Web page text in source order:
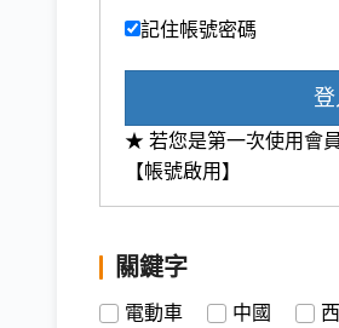
記住帳號密碼
登
★ 若您是第一次使用會
【帳號啟用】
關鍵字
電動車 中國